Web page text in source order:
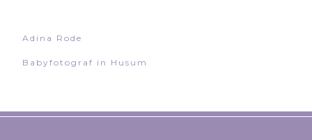
Adina Rode
Babyfotograf in Husum